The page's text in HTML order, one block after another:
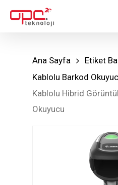
Ana Sayfa
Etiket
Kablolu Barkod
Kablolu Hibrid
Okuyucu